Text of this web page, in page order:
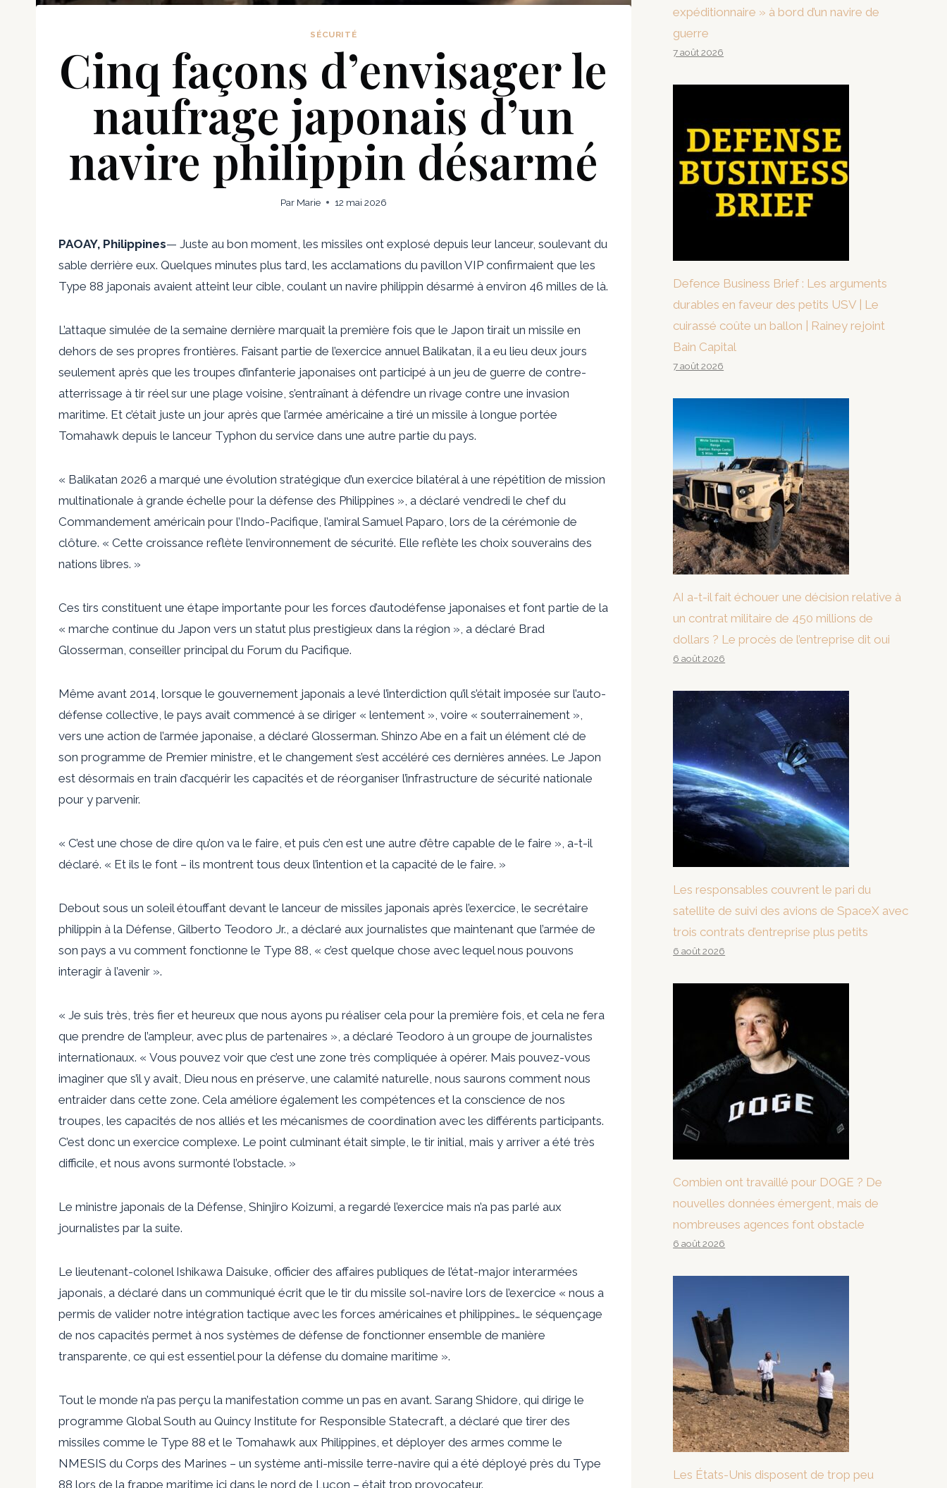
SÉCURITÉ
Cinq façons d’envisager le
naufrage japonais d’un
navire philippin désarmé
Par Marie 12 mai 2026
PAOAY, Philippines— Juste au bon moment, les missiles ont explosé depuis leur lanceur, soulevant du
sable derrière eux. Quelques minutes plus tard, les acclamations du pavillon VIP confirmaient que les
Type 88 japonais avaient atteint leur cible, coulant un navire philippin désarmé à environ 46 milles de là.
L’attaque simulée de la semaine dernière marquait la première fois que le Japon tirait un missile en
dehors de ses propres frontières. Faisant partie de l’exercice annuel Balikatan, il a eu lieu deux jours
seulement après que les troupes d’infanterie japonaises ont participé à un jeu de guerre de contre-
atterrissage à tir réel sur une plage voisine, s’entraînant à défendre un rivage contre une invasion
maritime. Et c’était juste un jour après que l’armée américaine a tiré un missile à longue portée
Tomahawk depuis le lanceur Typhon du service dans une autre partie du pays.
« Balikatan 2026 a marqué une évolution stratégique d’un exercice bilatéral à une répétition de mission
multinationale à grande échelle pour la défense des Philippines », a déclaré vendredi le chef du
Commandement américain pour l’Indo-Pacifique, l’amiral Samuel Paparo, lors de la cérémonie de
clôture. « Cette croissance reflète l’environnement de sécurité. Elle reflète les choix souverains des
nations libres. »
Ces tirs constituent une étape importante pour les forces d’autodéfense japonaises et font partie de la
« marche continue du Japon vers un statut plus prestigieux dans la région », a déclaré Brad
Glosserman, conseiller principal du Forum du Pacifique.
Même avant 2014, lorsque le gouvernement japonais a levé l’interdiction qu’il s’était imposée sur l’auto-
défense collective, le pays avait commencé à se diriger « lentement », voire « souterrainement »,
vers une action de l’armée japonaise, a déclaré Glosserman. Shinzo Abe en a fait un élément clé de
son programme de Premier ministre, et le changement s’est accéléré ces dernières années. Le Japon
est désormais en train d’acquérir les capacités et de réorganiser l’infrastructure de sécurité nationale
pour y parvenir.
« C’est une chose de dire qu’on va le faire, et puis c’en est une autre d’être capable de le faire », a-t-il
déclaré. « Et ils le font – ils montrent tous deux l’intention et la capacité de le faire. »
Debout sous un soleil étouffant devant le lanceur de missiles japonais après l’exercice, le secrétaire
philippin à la Défense, Gilberto Teodoro Jr., a déclaré aux journalistes que maintenant que l’armée de
son pays a vu comment fonctionne le Type 88, « c’est quelque chose avec lequel nous pouvons
interagir à l’avenir ».
« Je suis très, très fier et heureux que nous ayons pu réaliser cela pour la première fois, et cela ne fera
que prendre de l’ampleur, avec plus de partenaires », a déclaré Teodoro à un groupe de journalistes
internationaux. « Vous pouvez voir que c’est une zone très compliquée à opérer. Mais pouvez-vous
imaginer que s’il y avait, Dieu nous en préserve, une calamité naturelle, nous saurons comment nous
entraider dans cette zone. Cela améliore également les compétences et la conscience de nos
troupes, les capacités de nos alliés et les mécanismes de coordination avec les différents participants.
C’est donc un exercice complexe. Le point culminant était simple, le tir initial, mais y arriver a été très
difficile, et nous avons surmonté l’obstacle. »
Le ministre japonais de la Défense, Shinjiro Koizumi, a regardé l’exercice mais n’a pas parlé aux
journalistes par la suite.
Le lieutenant-colonel Ishikawa Daisuke, officier des affaires publiques de l’état-major interarmées
japonais, a déclaré dans un communiqué écrit que le tir du missile sol-navire lors de l’exercice « nous a
permis de valider notre intégration tactique avec les forces américaines et philippines… le séquençage
de nos capacités permet à nos systèmes de défense de fonctionner ensemble de manière
transparente, ce qui est essentiel pour la défense du domaine maritime ».
Tout le monde n’a pas perçu la manifestation comme un pas en avant. Sarang Shidore, qui dirige le
programme Global South au Quincy Institute for Responsible Statecraft, a déclaré que tirer des
missiles comme le Type 88 et le Tomahawk aux Philippines, et déployer des armes comme le
NMESIS du Corps des Marines – un système anti-missile terre-navire qui a été déployé près du Type
88 lors de la frappe maritime ici dans le nord de Luçon – était trop provocateur.
expéditionnaire » à bord d’un navire de
guerre
7 août 2026
Defence Business Brief : Les arguments
durables en faveur des petits USV | Le
cuirassé coûte un ballon | Rainey rejoint
Bain Capital
7 août 2026
AI a-t-il fait échouer une décision relative à
un contrat militaire de 450 millions de
dollars ? Le procès de l’entreprise dit oui
6 août 2026
Les responsables couvrent le pari du
satellite de suivi des avions de SpaceX avec
trois contrats d’entreprise plus petits
6 août 2026
Combien ont travaillé pour DOGE ? De
nouvelles données émergent, mais de
nombreuses agences font obstacle
6 août 2026
Les États-Unis disposent de trop peu